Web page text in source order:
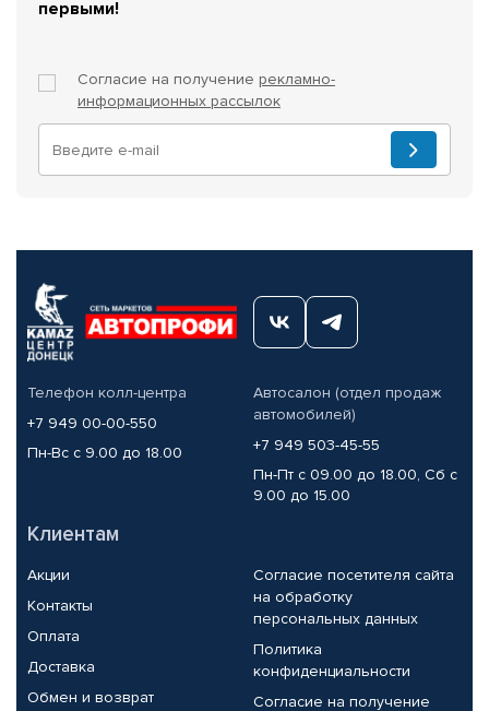
первыми!
Согласие на получение рекламно-
информационных рассылок
Телефон колл-центра
+7 949 00-00-550
Пн-Вс с 9.00 до 18.00
Автосалон (отдел продаж
автомобилей)
+7 949 503-45-55
Пн-Пт с 09.00 до 18.00, Сб с
9.00 до 15.00
Клиентам
Акции
Контакты
Оплата
Доставка
Обмен и возврат
Согласие посетителя сайта
на обработку
персональных данных
Политика
конфиденциальности
Согласие на получение